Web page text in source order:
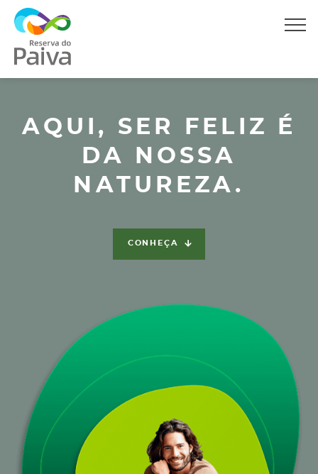
Associação
AQUI, SER FELIZ É
DA NOSSA
NATUREZA.
CONHEÇA